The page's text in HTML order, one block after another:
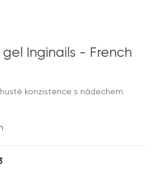
Inginails - French
konzistence s nádechem